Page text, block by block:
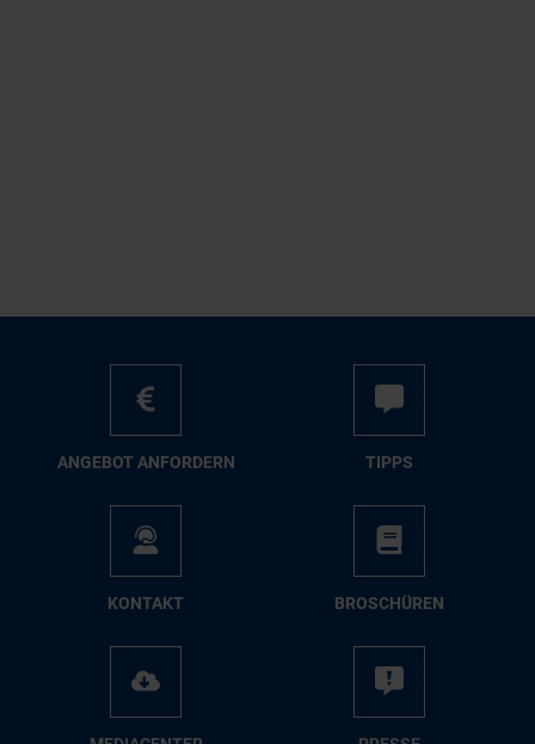
AN­GE­BOT AN­FOR­DERN TIPPS
KON­TAKT BRO­SCHÜ­REN